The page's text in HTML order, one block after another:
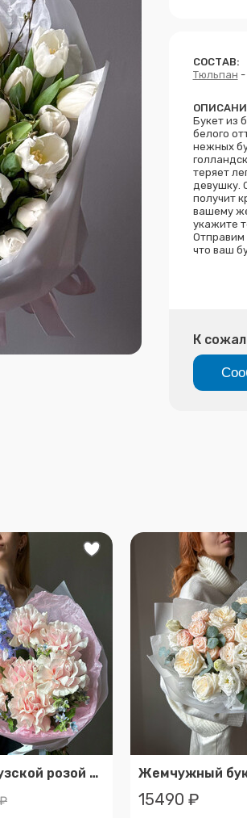
СОСТАВ:
Тюльпан -
Букет из
белого
нежных
теряет
девушку.
получит
вашему
укажите
Отправим
что ваш
К
Букет с французской розой и нежным сиреневым дельфиниумом, veresk 807
15490 ₽